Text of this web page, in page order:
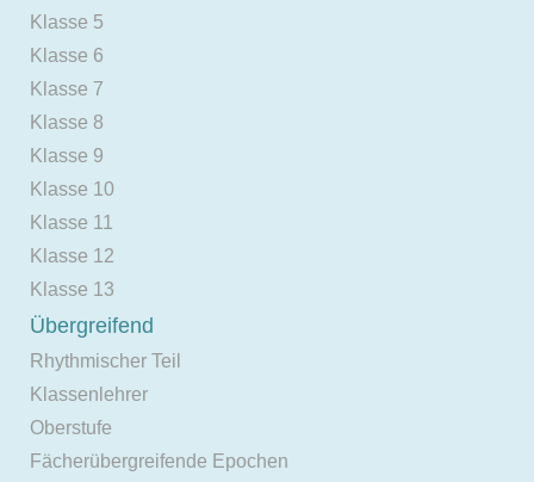
Klasse 5
Klasse 6
Klasse 7
Klasse 8
Klasse 9
Klasse 10
Klasse 11
Klasse 12
Klasse 13
Übergreifend
Rhythmischer Teil
Klassenlehrer
Oberstufe
Fächerübergreifende Epochen